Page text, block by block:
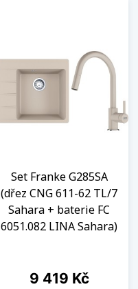
Set Franke G285SA
(dřez CNG 611-62 TL/7
Sahara + baterie FC
6051.082 LINA Sahara)
Cena
9 419 Kč